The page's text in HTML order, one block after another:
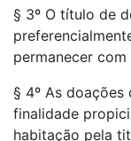
§ 3º O título de
permanecer
§ 4º As
finalidade
habitação pela